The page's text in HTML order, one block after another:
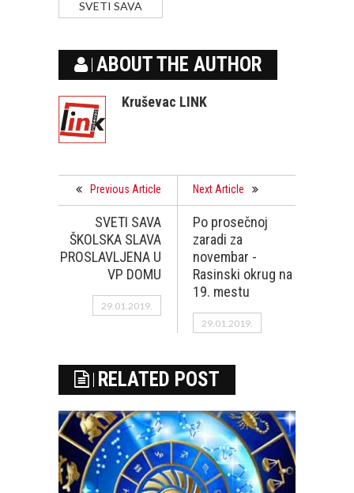
SVETI SAVA
ABOUT THE AUTHOR
Kruševac LINK
Previous Article
SVETI SAVA
ŠKOLSKA SLAVA
PROSLAVLJENA U
VP DOMU
29.01.2019.
Next Article
Po prosečnoj
zaradi za
novembar -
Rasinski okrug na
19. mestu
29.01.2019.
RELATED POST